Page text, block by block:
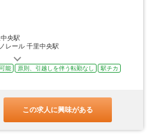
央駅
レール 千里中央駅
能 原則、引越しを伴う転勤なし
駅チカ
この求人に興味がある